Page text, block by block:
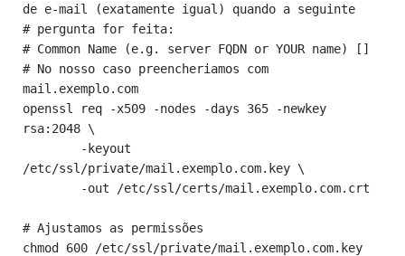
de e-mail (exatamente igual) quando a seguinte
# pergunta for feita:
# Common Name (e.g. server FQDN or YOUR name) []
# No nosso caso preencheriamos com
mail.exemplo.com
openssl req -x509 -nodes -days 365 -newkey
rsa:2048 \
/etc/ssl/private/mail.exemplo.com.key \
# Ajustamos as permissões
chmod 600 /etc/ssl/private/mail.exemplo.com.key